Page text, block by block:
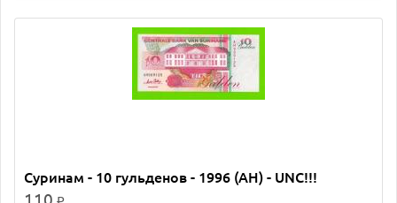
Суринам - 10 гульденов - 1996 (AH) - UNC!!!
110